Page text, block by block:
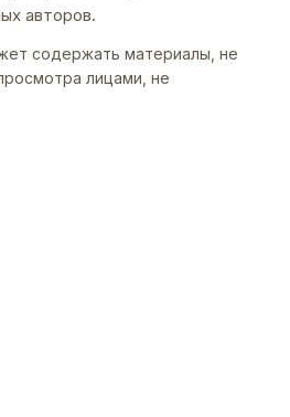
авторов.
содержать материалы, не
лицами, не